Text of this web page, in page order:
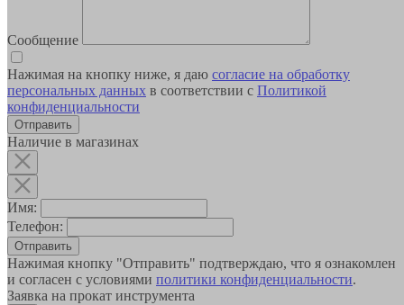
Сообщение
Нажимая на кнопку ниже, я даю согласие на обработку
персональных данных в соответствии с Политикой
конфиденциальности
Наличие в магазинах
Имя:
Телефон:
Отправить
Нажимая кнопку "Отправить" подтверждаю, что я ознакомлен
и согласен с условиями политики конфиденциальности.
Заявка на прокат инструмента